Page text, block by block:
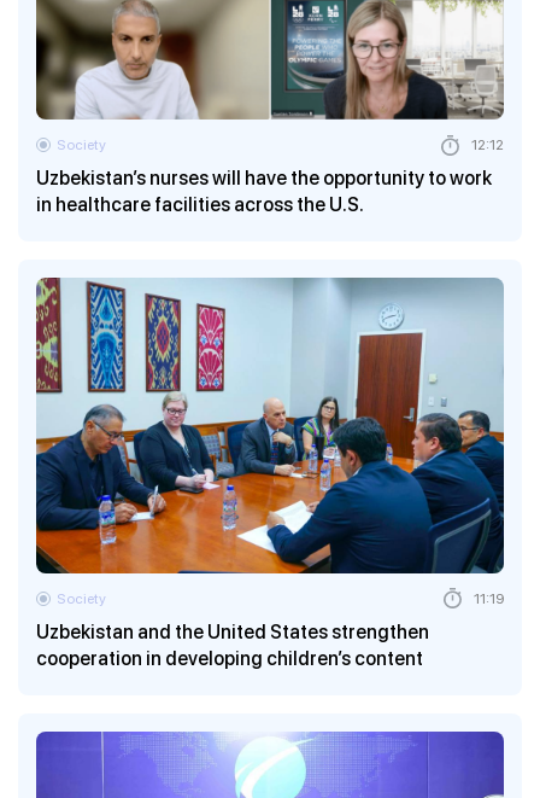
Uzbekistan’s nurses will have the opportunity to work
in healthcare facilities across the U.S.
Society 12:12
Uzbekistan and the United States strengthen
cooperation in developing children’s content
Society 11:19